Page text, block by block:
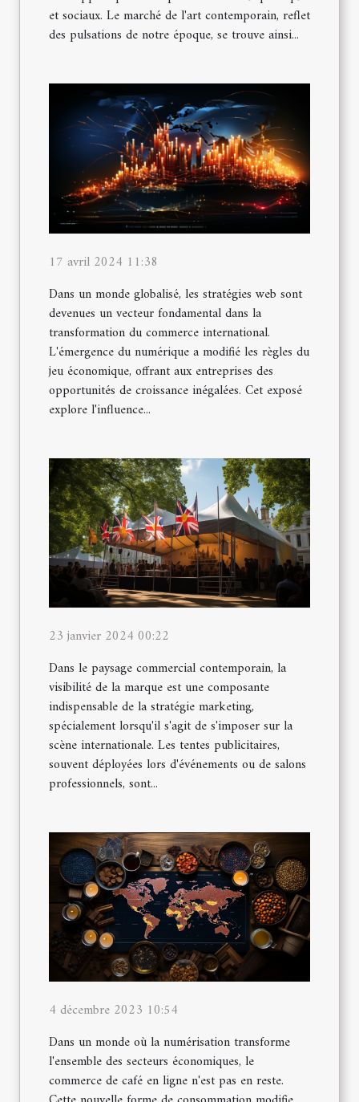
et sociaux. Le marché de l'art contemporain, reflet
des pulsations de notre époque, se trouve ainsi...
17 avril 2024 11:38
Dans un monde globalisé, les stratégies web sont
devenues un vecteur fondamental dans la
transformation du commerce international.
L'émergence du numérique a modifié les règles du
jeu économique, offrant aux entreprises des
opportunités de croissance inégalées. Cet exposé
explore l'influence...
23 janvier 2024 00:22
Dans le paysage commercial contemporain, la
visibilité de la marque est une composante
indispensable de la stratégie marketing,
spécialement lorsqu'il s'agit de s'imposer sur la
scène internationale. Les tentes publicitaires,
souvent déployées lors d'événements ou de salons
professionnels, sont...
4 décembre 2023 10:54
Dans un monde où la numérisation transforme
l'ensemble des secteurs économiques, le
commerce de café en ligne n'est pas en reste.